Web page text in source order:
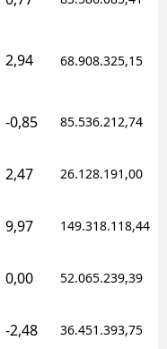
Elazığ
Erzurum
Eskişehir
Gümüşhane
2,94 68.908.325,15
-0,85 85.536.212,74
2,47 26.128.191,00
9,97 149.318.118,44
0,00 52.065.239,39
-2,48 36.451.393,75